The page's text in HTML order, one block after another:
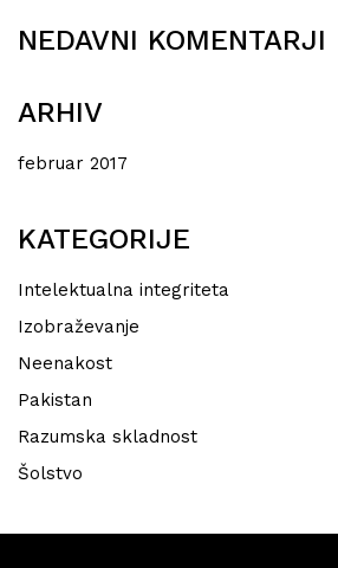
NEDAVNI KOMENTARJI
ARHIV
februar 2017
KATEGORIJE
Intelektualna integriteta
Izobraževanje
Neenakost
Pakistan
Razumska skladnost
Šolstvo